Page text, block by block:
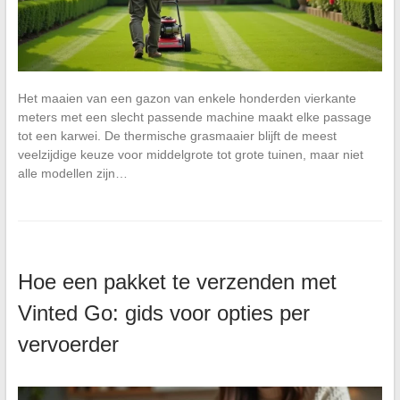
Het maaien van een gazon van enkele honderden vierkante
meters met een slecht passende machine maakt elke passage
tot een karwei. De thermische grasmaaier blijft de meest
veelzijdige keuze voor middelgrote tot grote tuinen, maar niet
alle modellen zijn…
Hoe een pakket te verzenden met
Vinted Go: gids voor opties per
vervoerder